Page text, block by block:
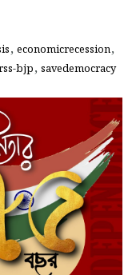
, economicrecession,
bjp, savedemocracy